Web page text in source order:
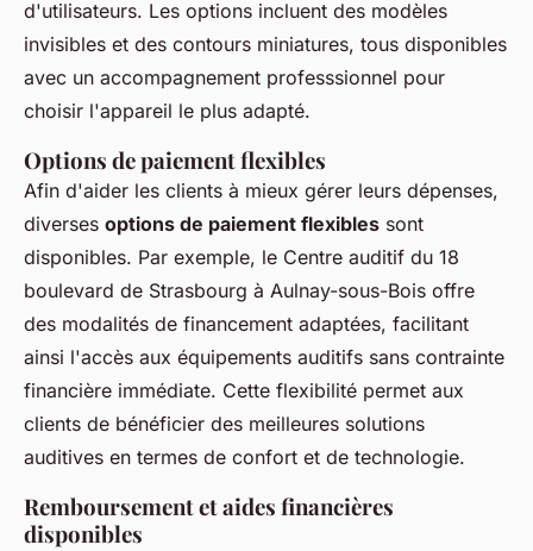
d'utilisateurs. Les options incluent des modèles
invisibles et des contours miniatures, tous disponibles
avec un accompagnement professsionnel pour
choisir l'appareil le plus adapté.
Options de paiement flexibles
Afin d'aider les clients à mieux gérer leurs dépenses,
diverses options de paiement flexibles sont
disponibles. Par exemple, le Centre auditif du 18
boulevard de Strasbourg à Aulnay-sous-Bois offre
des modalités de financement adaptées, facilitant
ainsi l'accès aux équipements auditifs sans contrainte
financière immédiate. Cette flexibilité permet aux
clients de bénéficier des meilleures solutions
auditives en termes de confort et de technologie.
Remboursement et aides financières
disponibles